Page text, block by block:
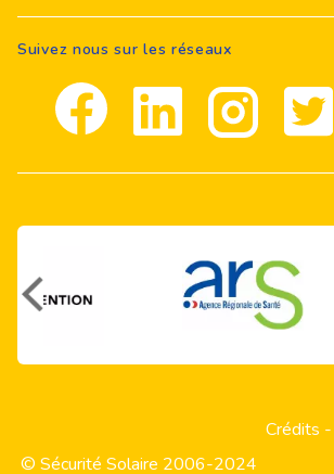
Suivez nous sur les réseaux
Facebook Linkedin Instagram Twitter
© Sécurité Solaire 2006-2024
Crédits -